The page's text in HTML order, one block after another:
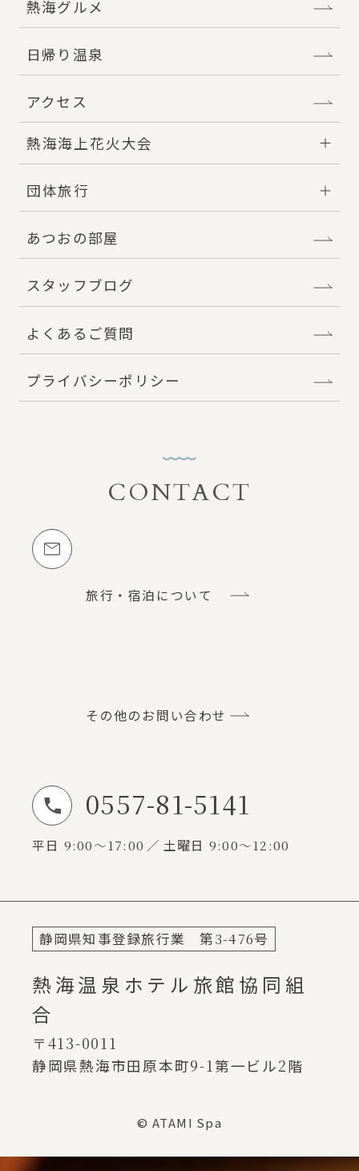
熱海グルメ
日帰り温泉
アクセス
熱海海上花火大会
団体旅行
あつおの部屋
スタッフブログ
よくあるご質問
プライバシーポリシー
お問い合わせCONTACT
メールでのお問い合わせ
旅行・宿泊について
その他のお問い合わせ
お電話でのお問い合わせ
0557-81-5141
平日 9:00～17:00 土曜日 9:00～12:00
静岡県知事登録旅行業 第3-476号
熱海温泉ホテル旅館協同組
合
〒413-0011
静岡県熱海市田原本町9-1第一ビル2階
© ATAMI Spa